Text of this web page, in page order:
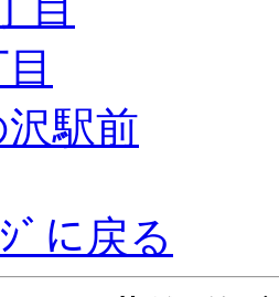
駅前
ﾞに戻る